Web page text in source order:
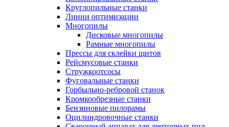
Круглопильные станки
Линии оптимизации
Многопилы
Дисковые многопилы
Рамные многопилы
Прессы для склейки щитов
Рейсмусовые станки
Стружкоотсосы
Фуговальные станки
Горбыльно-ребровой станок
Кромкообрезные станки
Бензиновые пилорамы
Оцилиндровочные станки